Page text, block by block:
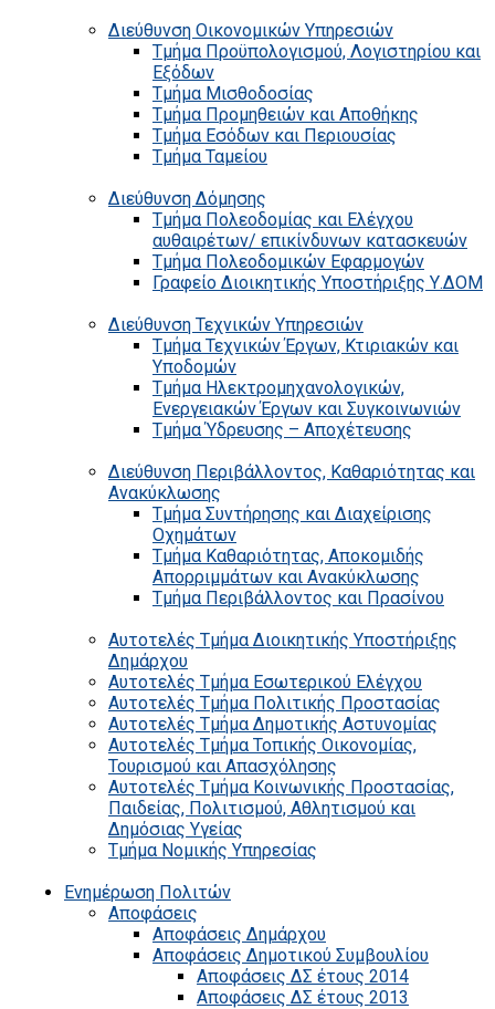
Διεύθυνση Οικονομικών Υπηρεσιών
Τμήμα Προϋπολογισμού, Λογιστηρίου και
Εξόδων
Τμήμα Μισθοδοσίας
Τμήμα Προμηθειών και Αποθήκης
Τμήμα Εσόδων και Περιουσίας
Τμήμα Ταμείου
Διεύθυνση Δόμησης
Τμήμα Πολεοδομίας και Ελέγχου
αυθαιρέτων/ επικίνδυνων κατασκευών
Τμήμα Πολεοδομικών Εφαρμογών
Γραφείο Διοικητικής Υποστήριξης Υ.ΔΟΜ
Διεύθυνση Τεχνικών Υπηρεσιών
Τμήμα Τεχνικών Έργων, Κτιριακών και
Υποδομών
Τμήμα Ηλεκτρομηχανολογικών,
Ενεργειακών Έργων και Συγκοινωνιών
Τμήμα Ύδρευσης – Αποχέτευσης
Διεύθυνση Περιβάλλοντος, Καθαριότητας και
Ανακύκλωσης
Τμήμα Συντήρησης και Διαχείρισης
Οχημάτων
Τμήμα Καθαριότητας, Αποκομιδής
Απορριμμάτων και Ανακύκλωσης
Τμήμα Περιβάλλοντος και Πρασίνου
Αυτοτελές Τμήμα Διοικητικής Υποστήριξης
Δημάρχου
Αυτοτελές Τμήμα Εσωτερικού Ελέγχου
Αυτοτελές Τμήμα Πολιτικής Προστασίας
Αυτοτελές Τμήμα Δημοτικής Αστυνομίας
Αυτοτελές Τμήμα Τοπικής Οικονομίας,
Τουρισμού και Απασχόλησης
Αυτοτελές Τμήμα Κοινωνικής Προστασίας,
Παιδείας, Πολιτισμού, Αθλητισμού και
Δημόσιας Υγείας
Τμήμα Νομικής Υπηρεσίας
Ενημέρωση Πολιτών
Αποφάσεις
Αποφάσεις Δημάρχου
Αποφάσεις Δημοτικού Συμβουλίου
Αποφάσεις ΔΣ έτους 2014
Αποφάσεις ΔΣ έτους 2013